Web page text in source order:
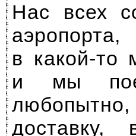
Нас всех
в какой-то
и мы